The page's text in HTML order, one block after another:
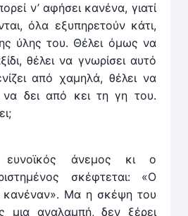
ν’ αφήσει κανένα, γιατί
όλα εξυπηρετούν κάτι,
ύλης του. Θέλει όμως να
θέλει να γνωρίσει αυτό
από χαμηλά, θέλει να
να δει από κει τη γη του.
άνεμος κι ο
σκέφτεται: «Ο
κανέναν». Μα η σκέψη του
μια αναλαμπή, δεν ξέρει